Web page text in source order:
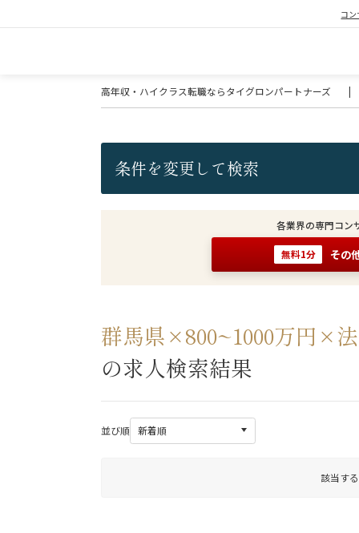
コ
高年収・ハイクラス転職ならタイグロンパートナーズ |
条件を変更して検索
各業界の専門コン
無料1分 その
群馬県×800~1000万円×
の求人検索結果
並び順
該当す